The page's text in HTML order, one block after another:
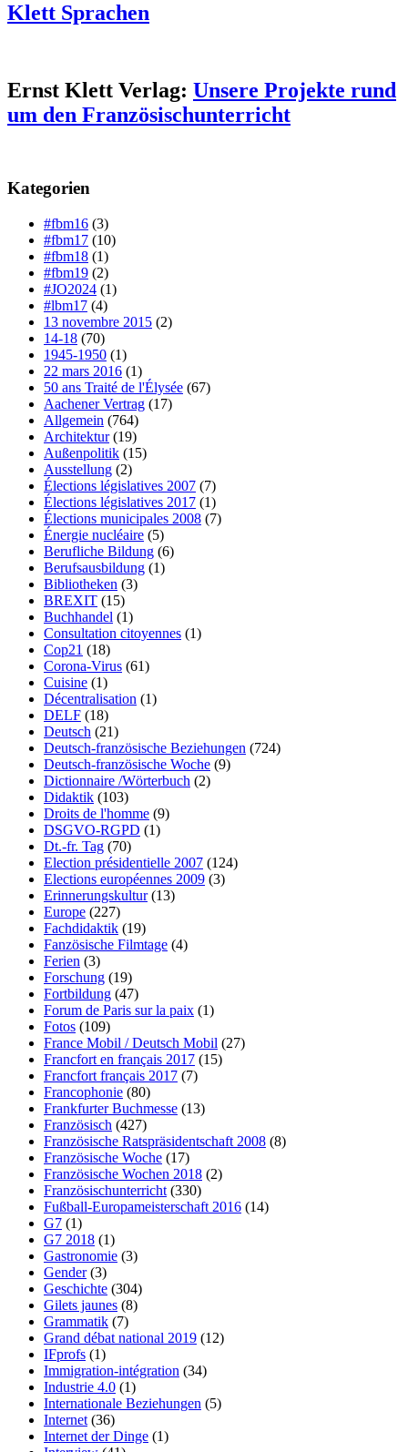
Klett Sprachen
Ernst Klett Verlag: Unsere Projekte rund
um den Französischunterricht
Kategorien
#fbm16 (3)
#fbm17 (10)
#fbm18 (1)
#fbm19 (2)
#JO2024 (1)
#lbm17 (4)
13 novembre 2015 (2)
14-18 (70)
1945-1950 (1)
22 mars 2016 (1)
50 ans Traité de l'Élysée (67)
Aachener Vertrag (17)
Allgemein (764)
Architektur(19)
Außenpolitik (15)
Ausstellung (2)
Élections législatives 2007 (7)
Élections législatives 2017 (1)
Élections municipales 2008 (7)
Énergie nucléaire (5)
Berufliche Bildung (6)
Berufsausbildung (1)
Bibliotheken (3)
BREXIT (15)
Buchhandel (1)
Consultation citoyennes (1)
Cop21 (18)
Corona-Virus (61)
Cuisine (1)
Décentralisation (1)
DELF (18)
Deutsch (21)
Deutsch-französische Beziehungen (724)
Deutsch-französische Woche (9)
Dictionnaire /Wörterbuch (2)
Didaktik (103)
Droits de l'homme (9)
DSGVO-RGPD (1)
Dt.-fr. Tag (70)
Election présidentielle 2007 (124)
Elections européennes 2009 (3)
Erinnerungskultur(13)
Europe (227)
Fachdidaktik (19)
Fanzösische Filmtage (4)
Ferien (3)
Forschung (19)
Fortbildung (47)
Forum de Paris sur la paix (1)
Fotos (109)
France Mobil / Deutsch Mobil (27)
Francfort en français 2017 (15)
Francfort français 2017 (7)
Francophonie (80)
Frankfurter Buchmesse (13)
Französisch (427)
Französische Ratspräsidentschaft 2008 (8)
Französische Woche (17)
Französische Wochen 2018 (2)
Französischunterricht (330)
Fußball-Europameisterschaft 2016 (14)
G7 (1)
G7 2018 (1)
Gastronomie (3)
Gender(3)
Geschichte (304)
Gilets jaunes (8)
Grammatik (7)
Grand débat national 2019 (12)
IFprofs (1)
Immigration-intégration (34)
Industrie 4.0 (1)
Internationale Beziehungen (5)
Internet (36)
Internet der Dinge (1)